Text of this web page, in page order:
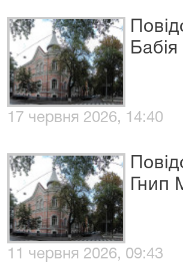
17 червня 2026, 14:40
Гнип
11 червня 2026, 09:43